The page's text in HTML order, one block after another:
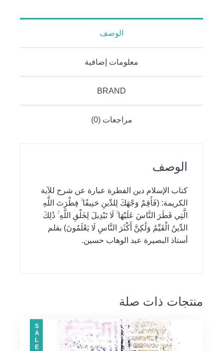
الوصف
معلومات إضافية
BRAND
مراجعات (0)
الوصف
كتاب الإسلام دين الفطرة عبارة عن شرح للآية
الكريمة: (فَأَقِمْ وَجْهَكَ لِلدِّينِ حَنِيفًا ۚ فِطْرَتَ اللَّهِ
الَّتِي فَطَرَ النَّاسَ عَلَيْهَا ۚ لَا تَبْدِيلَ لِخَلْقِ اللَّهِ ۚ ذَٰلِكَ
الدِّينُ الْقَيِّمُ وَلَٰكِنَّ أَكْثَرَ النَّاسِ لَا يَعْلَمُونَ) بقلم
أستاذ البصيرة عبد الوهاب حسين.
منتجات ذات صلة
SALE